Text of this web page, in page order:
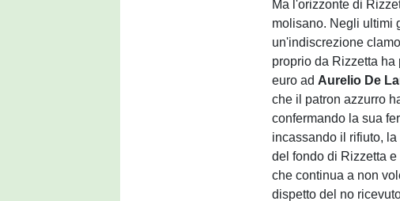
Ma l'orizzonte di
molisano. Negli ultimi
un'indiscrezione
proprio da Rizzetta
euro ad Aurelio De
che il patron azzurro
confermando la sua
incassando il rifiuto,
del fondo di Rizzetta
che continua a non
dispetto del no